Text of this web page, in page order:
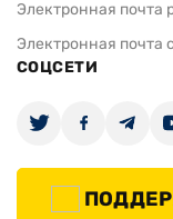
Электронная почта
Электронная почта
СОЦСЕТИ